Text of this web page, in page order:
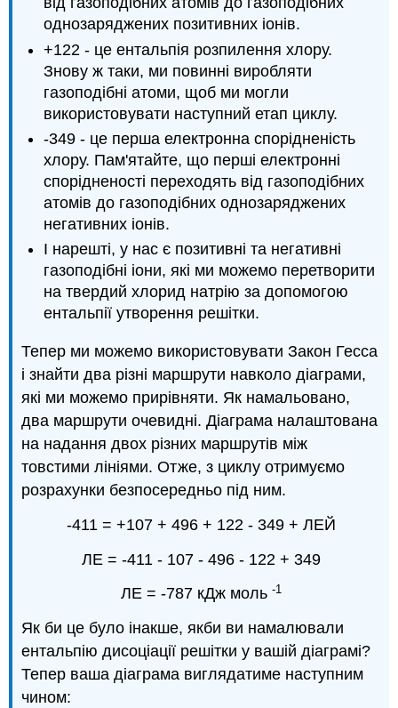
однозаряджених позитивних іонів.
+122 - це ентальпія розпилення хлору.
Знову ж таки, ми повинні виробляти
газоподібні атоми, щоб ми могли
використовувати наступний етап циклу.
-349 - це перша електронна спорідненість
хлору. Пам'ятайте, що перші електронні
спорідненості переходять від газоподібних
атомів до газоподібних однозаряджених
негативних іонів.
І нарешті, у нас є позитивні та негативні
газоподібні іони, які ми можемо перетворити
на твердий хлорид натрію за допомогою
ентальпії утворення решітки.
Тепер ми можемо використовувати Закон Гесса
і знайти два різні маршрути навколо діаграми,
які ми можемо прирівняти. Як намальовано,
два маршрути очевидні. Діаграма налаштована
на надання двох різних маршрутів між
товстими лініями. Отже, з циклу отримуємо
розрахунки безпосередньо під ним.
-411 = +107 + 496 + 122 - 349 + ЛЕЙ
ЛЕ = -411 - 107 - 496 - 122 + 349
ЛЕ = -787 кДж моль -1
Як би це було інакше, якби ви намалювали
ентальпію дисоціації решітки у вашій діаграмі?
Тепер ваша діаграма виглядатиме наступним
чином: